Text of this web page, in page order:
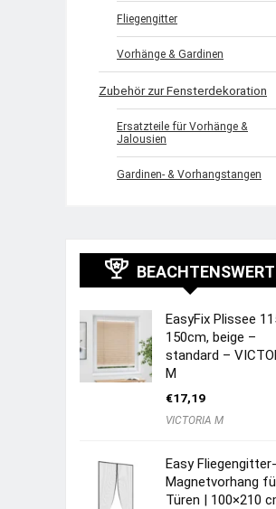
Fliegengitter
Vorhänge & Gardinen
Zubehör zur Fensterdekoration
Ersatzteile für Vorhänge &
Jalousien
Gardinen- & Vorhangstangen
BEACHTENSWERT
EasyFix Plissee
150cm, beige –
standard –
M
€17,19
VICTORIA M
Easy Fliegengitter-
Magnetvorhang
Türen | 100×210